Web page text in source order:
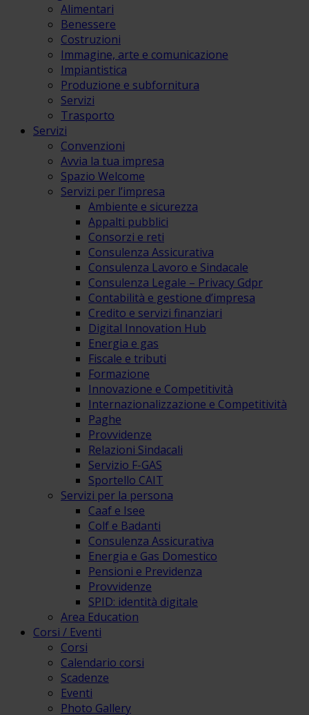
Alimentari
Benessere
Costruzioni
Immagine, arte e comunicazione
Impiantistica
Produzione e subfornitura
Servizi
Trasporto
Servizi
Convenzioni
Avvia la tua impresa
Spazio Welcome
Servizi per l’impresa
Ambiente e sicurezza
Appalti pubblici
Consorzi e reti
Consulenza Assicurativa
Consulenza Lavoro e Sindacale
Consulenza Legale – Privacy Gdpr
Contabilità e gestione d’impresa
Credito e servizi finanziari
Digital Innovation Hub
Energia e gas
Fiscale e tributi
Formazione
Innovazione e Competitività
Internazionalizzazione e Competitività
Paghe
Provvidenze
Relazioni Sindacali
Servizio F-GAS
Sportello CAIT
Servizi per la persona
Caaf e Isee
Colf e Badanti
Consulenza Assicurativa
Energia e Gas Domestico
Pensioni e Previdenza
Provvidenze
SPID: identità digitale
Area Education
Corsi / Eventi
Corsi
Calendario corsi
Scadenze
Eventi
Photo Gallery